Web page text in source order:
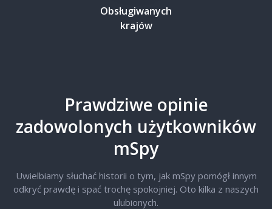
Obsługiwanych
krajów
Prawdziwe opinie
zadowolonych użytkowników
mSpy
Uwielbiamy słuchać historii o tym, jak mSpy pomógł innym
odkryć prawdę i spać trochę spokojniej. Oto kilka z naszych
ulubionych.